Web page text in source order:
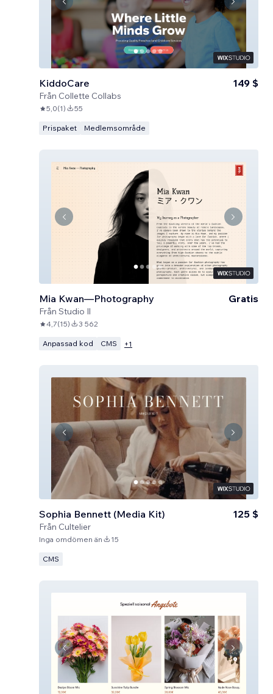
KiddoCare
Från Collette Collabs
149 $
5,0(1) 55
Prispaket Medlemsområde
Mia Kwan—Photography
Från Studio Il
Gratis
4,7(15) 3 562
Anpassad kod CMS +1
Sophia Bennett (Media Kit)
Från Cultelier
125 $
Inga omdömen än 15
CMS